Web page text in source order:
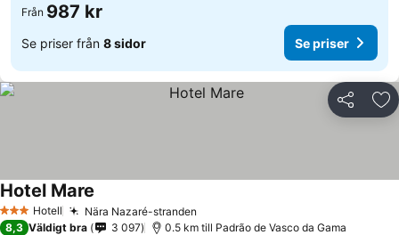
Från 987 kr
Se priser från 8 sidor Se priser
Dela
3 StjärnorHotell Nära Nazaré-stranden
Hotel Mare
8,3 Väldigt bra 3 097 0.5 km till Padrão de Vasco da Gama